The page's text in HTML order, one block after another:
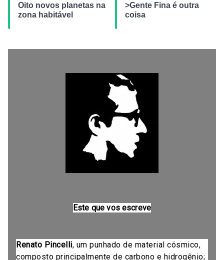
Oito novos planetas na
zona habitável
>Gente Fina é outra
coisa
Este que vos escreve
Renato Pincelli, um punhado de material cósmico,
composto principalmente de carbono e hidrogênio;